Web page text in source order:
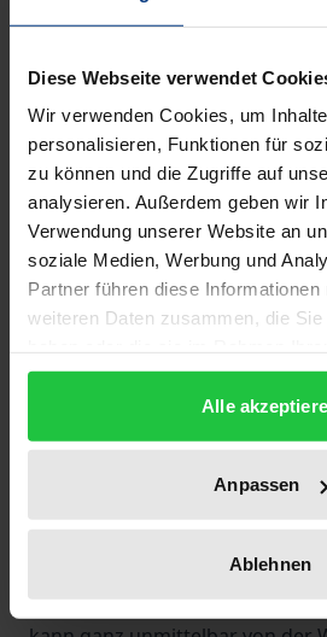
Diese Webseite verwendet
Wir verwenden Cookies, um
personalisieren, Funktionen für
zu können und die Zugriffe auf
analysieren. Außerdem geben wir
Verwendung unserer Website an
soziale Medien, Werbung und
Partner führen diese
weiteren Daten zusammen, die
gesammelt haben.
Alle
Anpassen
Ablehnen
Politikwissenschaftlern eine
Theoriegeleitete empirische
kürzeste Formel für ihr Anliegen.
Rechtswissenschaft
hermeneutisch. Die
wird zusätzlich durch eine
Politikwissenschaft erschwert.
nicht über eine gemeinsame
über ihren Gegenstand. Die
muss deshalb mit dem
von der Rechtspolitik versteht.
Verhältnis von Theorie und
es schließlich, wenn Juristen das
beobachten. Eine solche